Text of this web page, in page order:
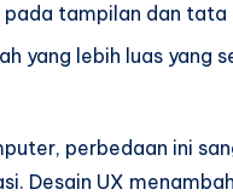
pada tampilan dan
yang lebih luas yang
perbedaan ini
Desain UX